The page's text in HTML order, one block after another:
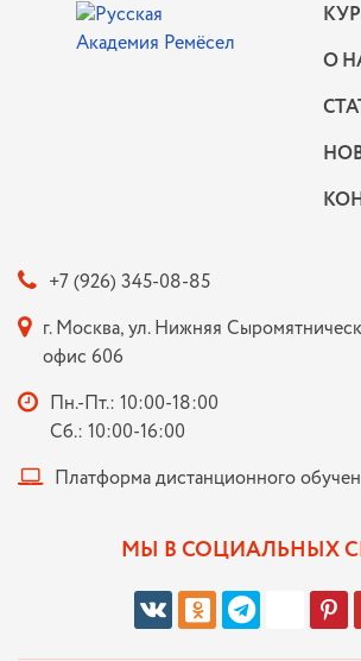
О
МЫ В СОЦИАЛЬНЫХ
+7 (926) 345-08-85
г. Москва, ул. Нижняя
офис 606
Пн.-Пт.: 10:00-18:00
Сб.: 10:00-16:00
Платформа дистанционного